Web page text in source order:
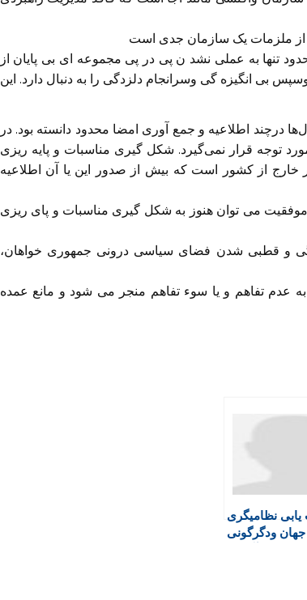
از ملزمات یک سازمان جدی است
تنها به عملی نشد ن پی در پی مجموعه ای بی پایان از
بی انگیزه گی وسرانجام دلزدگی را به دنبال دارد. این
درچند اطلاعیه و جمع آوری امضا محدود دانسته بود. در
توجه قرار نمی‌گیرد. شکل گیری مناسبات و پایه ریزی
خارج از کشور است که بیش از صدور این یا آن اطلاعیه
می توان هنوز به شکل گیری مناسبات و پای ریزی
و قطبی شدن فضای سیاسی درونی جمهوری خواهان،
عدم تفاهم و یا سوء تفاهم منجر می شود و مانع عمده
نظامیگری
ودگرگونی